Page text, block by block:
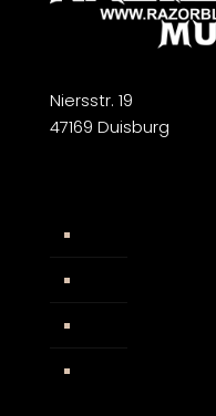
Niersstr. 19
47169 Duisburg